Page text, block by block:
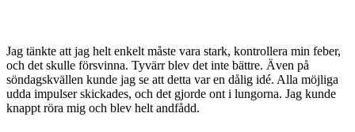
Jag tänkte att jag helt enkelt måste vara stark, kontrollera min feber,
och det skulle försvinna. Tyvärr blev det inte bättre. Även på
söndagskvällen kunde jag se att detta var en dålig idé. Alla möjliga
udda impulser skickades, och det gjorde ont i lungorna. Jag kunde
knappt röra mig och blev helt andfådd.